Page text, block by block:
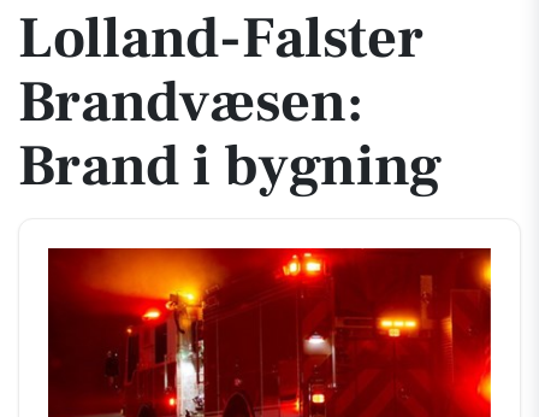
Lolland-Falster
Brandvæsen:
Brand i bygning